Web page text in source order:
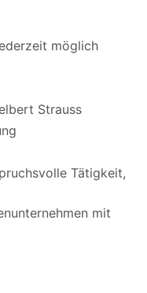
möglich
Strauss
Tätigkeit,
mit